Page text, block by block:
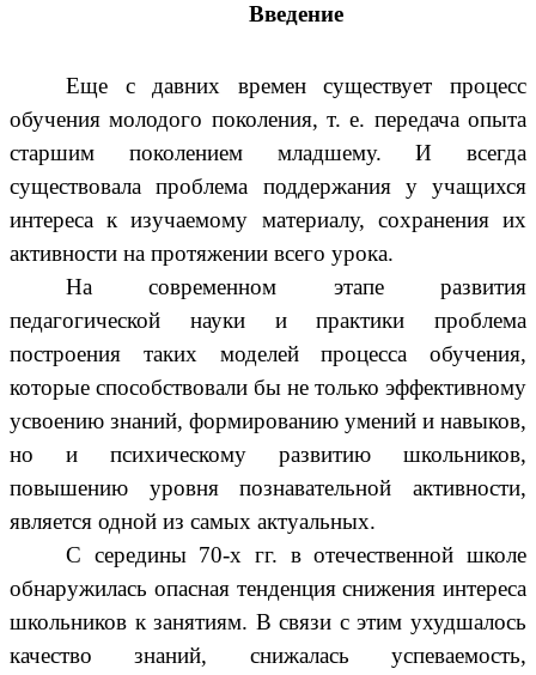
Введение
Еще с давних времен существует процесс
обучения молодого поколения, т. е. передача опыта
старшим поколением младшему. И всегда
существовала проблема поддержания у учащихся
интереса к изучаемому материалу, сохранения их
активности на протяжении всего урока.
На современном этапе развития
педагогической науки и практики проблема
построения таких моделей процесса обучения,
которые способствовали бы не только эффективному
усвоению знаний, формированию умений и навыков,
но и психическому развитию школьников,
повышению уровня познавательной активности,
является одной из самых актуальных.
С середины 70-х гг. в отечественной школе
обнаружилась опасная тенденция снижения интереса
школьников к занятиям. В связи с этим ухудшалось
качество знаний, снижалась успеваемость,